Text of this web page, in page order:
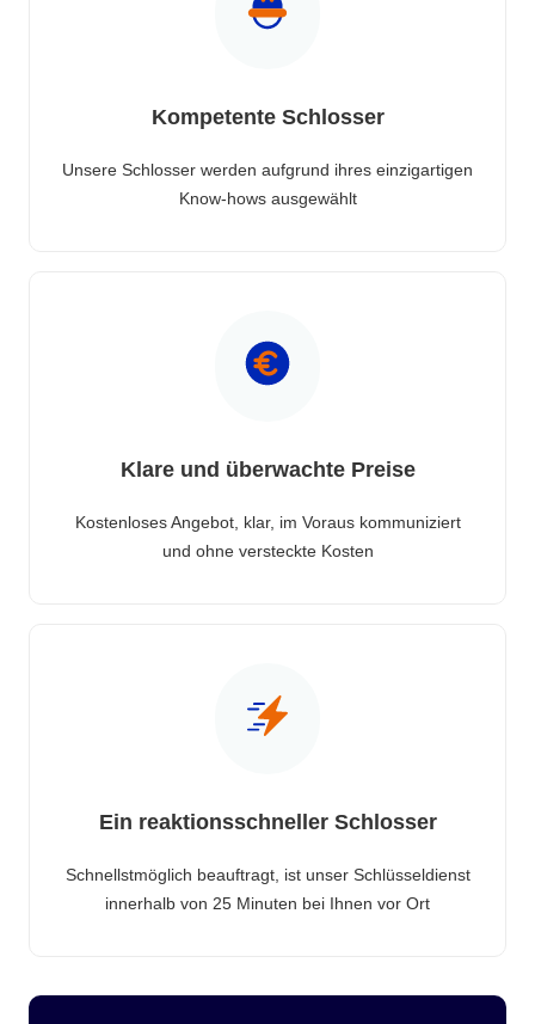
Kompetente Schlosser
Unsere Schlosser werden aufgrund ihres einzigartigen
Know-hows ausgewählt
Klare und überwachte Preise
Kostenloses Angebot, klar, im Voraus kommuniziert
und ohne versteckte Kosten
Ein reaktionsschneller Schlosser
Schnellstmöglich beauftragt, ist unser Schlüsseldienst
innerhalb von 25 Minuten bei Ihnen vor Ort